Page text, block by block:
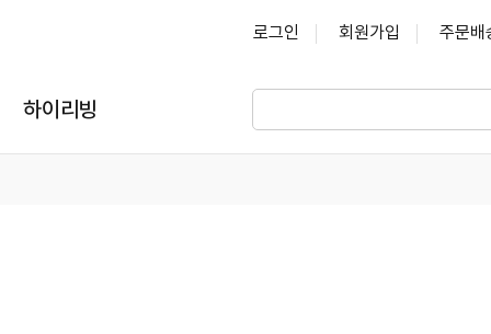
로그인 회원가입 주문배
하이리빙